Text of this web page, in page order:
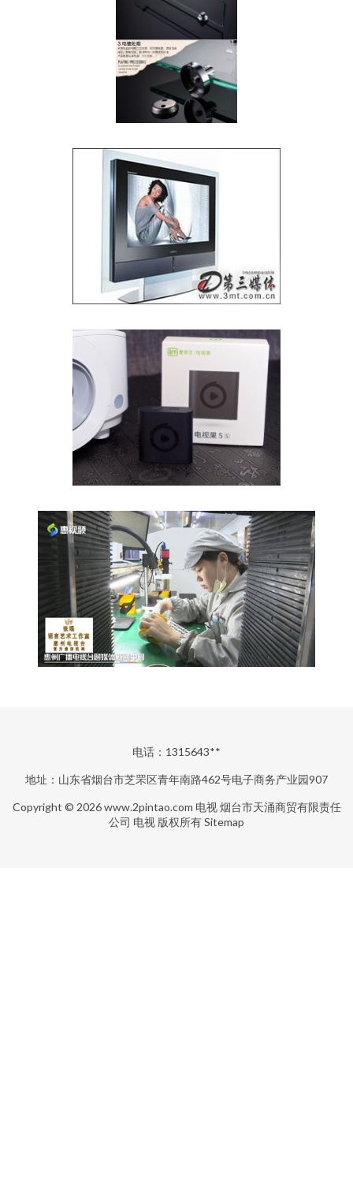
电话：1315643**
地址：山东省烟台市芝罘区青年南路462号电子商务产业园907
Copyright © 2026www.2pintao.com 电视 烟台市天涌商贸有限责任
公司 电视 版权所有Sitemap